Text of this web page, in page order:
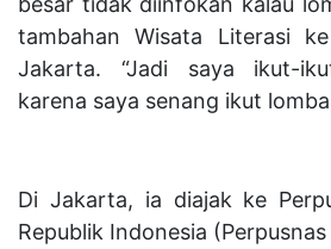
tambahan Wisata Literasi
Jakarta. “Jadi saya ikut-
karena saya senang ikut
Di Jakarta, ia diajak ke
Republik Indonesia